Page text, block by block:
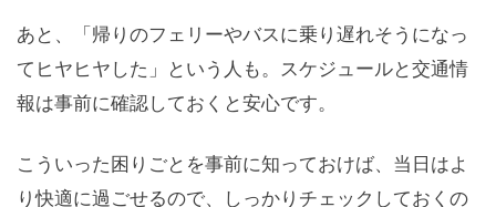
あと、「帰りのフェリーやバスに乗り遅れそうになっ
てヒヤヒヤした」という人も。スケジュールと交通情
報は事前に確認しておくと安心です。
こういった困りごとを事前に知っておけば、当日はよ
り快適に過ごせるので、しっかりチェックしておくの